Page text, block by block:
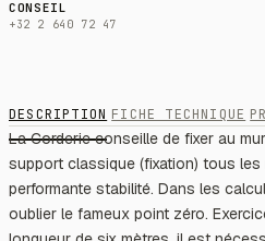
CONSEIL
+32 2 640 72 47
DESCRIPTION FICHE TECHNIQUE
La Corderie conseille de fixer au
support classique (fixation) tous
performante stabilité. Dans les
oublier le fameux point zéro.